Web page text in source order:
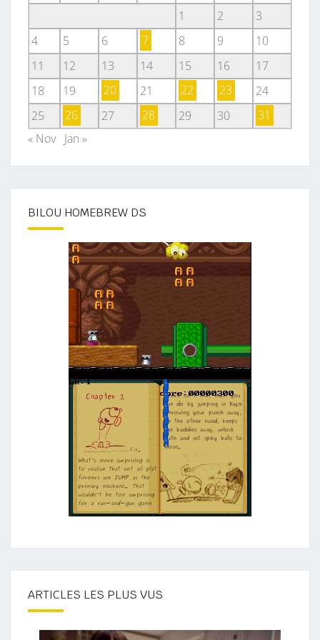
1
2
3
4
5 6 7 8 9
10
11
12 13 14 15 16
17
18
19 20 21 22 23
24
25
26 27 28 29 30
31
« Nov Jan »
BILOU HOMEBREW DS
ARTICLES LES PLUS VUS